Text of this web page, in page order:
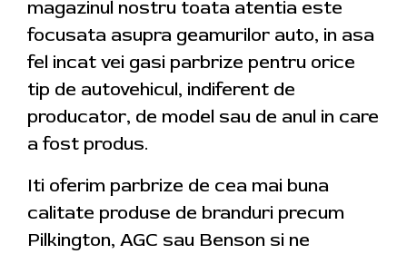
magazinul nostru toata atentia este
focusata asupra geamurilor auto, in asa
fel incat vei gasi parbrize pentru orice
tip de autovehicul, indiferent de
producator, de model sau de anul in care
a fost produs.
Iti oferim parbrize de cea mai buna
calitate produse de branduri precum
Pilkington, AGC sau Benson si ne